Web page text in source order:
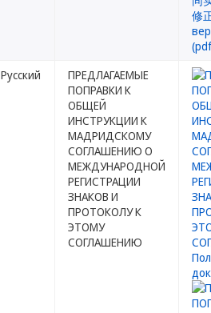
Русский
ПРЕДЛАГАЕМЫЕ
ПОПРАВКИ К
ОБЩЕЙ
ИНСТРУКЦИИ К
МАДРИДСКОМУ
СОГЛАШЕНИЮ О
МЕЖДУНАРОДНОЙ
РЕГИСТРАЦИИ
ЗНАКОВ И
ПРОТОКОЛУ К
ЭТОМУ
СОГЛАШЕНИЮ